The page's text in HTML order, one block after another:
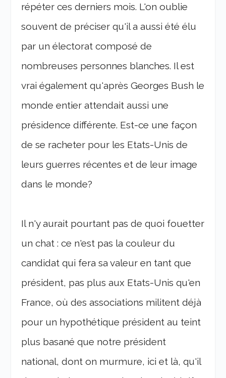
répéter ces derniers mois. L'on oublie
souvent de préciser qu'il a aussi été élu
par un électorat composé de
nombreuses personnes blanches. Il est
vrai également qu'après Georges Bush le
monde entier attendait aussi une
présidence différente. Est-ce une façon
de se racheter pour les Etats-Unis de
leurs guerres récentes et de leur image
dans le monde?
Il n'y aurait pourtant pas de quoi fouetter
un chat : ce n'est pas la couleur du
candidat qui fera sa valeur en tant que
président, pas plus aux Etats-Unis qu'en
France, où des associations militent déjà
pour un hypothétique président au teint
plus basané que notre président
national, dont on murmure, ici et là, qu'il